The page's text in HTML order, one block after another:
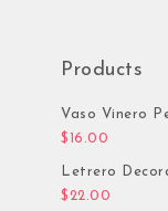
Products
Vaso Vinero
$ 16.00
Letrero
$ 22.00